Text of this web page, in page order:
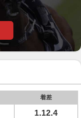
着差
1.12.4